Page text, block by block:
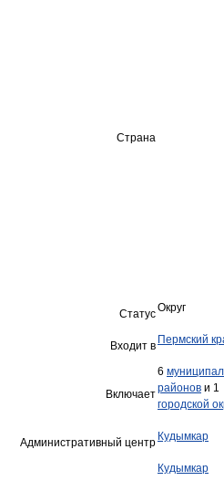
Страна
СтатусОкруг
Входит в Пермский
Включает
6
районов и 1
городской
Административный центр Кудымкар
Кудымкар